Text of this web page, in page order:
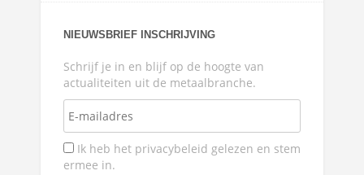
NIEUWSBRIEF INSCHRIJVING
Schrijf je in en blijf op de hoogte van
actualiteiten uit de metaalbranche.
Ik heb het privacybeleid gelezen en stem
ermee in.